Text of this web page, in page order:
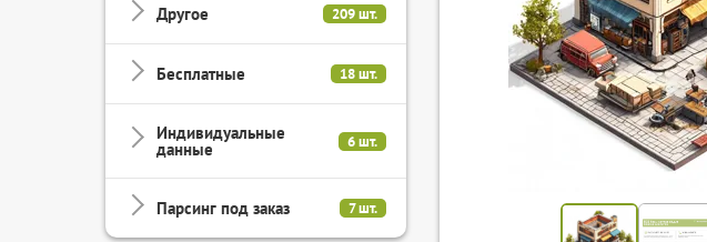
Другое 209 шт.
Бесплатные 18 шт.
Индивидуальные
данные 6 шт.
Парсинг под заказ 7 шт.